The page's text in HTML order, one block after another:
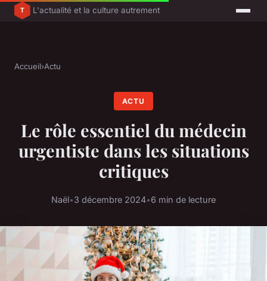
L'actualité et la culture autrement
Accueil›Actu
ACTU
Le rôle essentiel du médecin
urgentiste dans les situations
critiques
Naël•3 décembre 2024•6 min de lecture